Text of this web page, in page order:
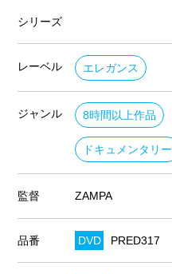
シリーズ
レーベル エレガンス
ジャンル 8時間以上作品
ドキュメンタリー
監督 ZAMPA
品番 DVD PRED317